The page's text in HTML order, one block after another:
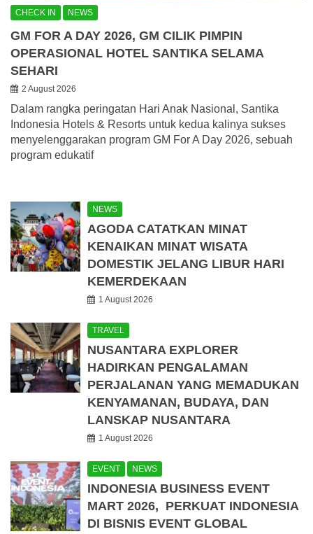
CHECK IN NEWS
GM FOR A DAY 2026, GM CILIK PIMPIN
OPERASIONAL HOTEL SANTIKA SELAMA
SEHARI
2 August 2026
Dalam rangka peringatan Hari Anak Nasional, Santika
Indonesia Hotels & Resorts untuk kedua kalinya sukses
menyelenggarakan program GM For A Day 2026, sebuah
program edukatif
NEWS
AGODA CATATKAN MINAT
KENAIKAN MINAT WISATA
DOMESTIK JELANG LIBUR HARI
KEMERDEKAAN
1 August 2026
TRAVEL
NUSANTARA EXPLORER
HADIRKAN PENGALAMAN
PERJALANAN YANG MEMADUKAN
KENYAMANAN, BUDAYA, DAN
LANSKAP NUSANTARA
1 August 2026
EVENT NEWS
INDONESIA BUSINESS EVENT
MART 2026, PERKUAT INDONESIA
DI BISNIS EVENT GLOBAL